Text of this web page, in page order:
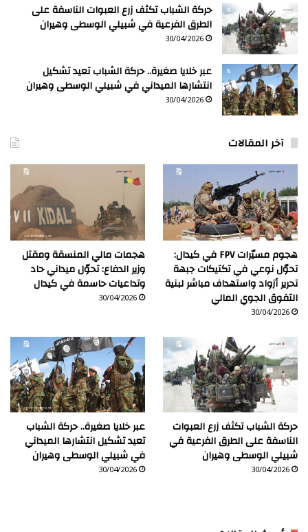
حركة الشباب تكثف زرع العبوات الناسفة على
الطرق الفرعية في شبيلي الوسطى وهيران
30/04/2026
عبر خلايا صغيرة.. حركة الشباب تعيد تشكيل
انتشارها الميداني في شبيلي الوسطى وهيران
30/04/2026
آخر المقالات
هجوم مسيّرات FPV في كيدال:
تحوّل نوعي في تكتيكات جبهة
تحرير أزواد واستهداف مباشر لبنية
التفوق الجوي المالي
30/04/2026
هجمات مالي المنسقة ومقتل
وزير الدفاع: تحوّل ميداني حاد
وتداعيات حاسمة في كيدال
30/04/2026
حركة الشباب تكثف زرع العبوات
الناسفة على الطرق الفرعية في
شبيلي الوسطى وهيران
30/04/2026
عبر خلايا صغيرة.. حركة الشباب
تعيد تشكيل انتشارها الميداني
في شبيلي الوسطى وهيران
30/04/2026